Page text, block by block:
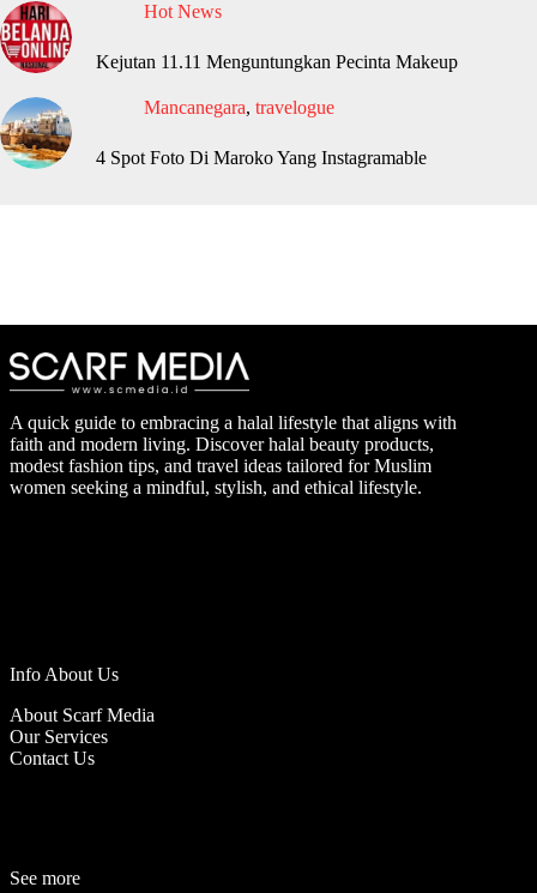
Hot News
Kejutan 11.11 Menguntungkan Pecinta Makeup
Mancanegara, travelogue
4 Spot Foto Di Maroko Yang Instagramable
A quick guide to embracing a halal lifestyle that aligns with
faith and modern living. Discover halal beauty products,
modest fashion tips, and travel ideas tailored for Muslim
women seeking a mindful, stylish, and ethical lifestyle.
Info About Us
About Scarf Media
Our Services
Contact Us
See more